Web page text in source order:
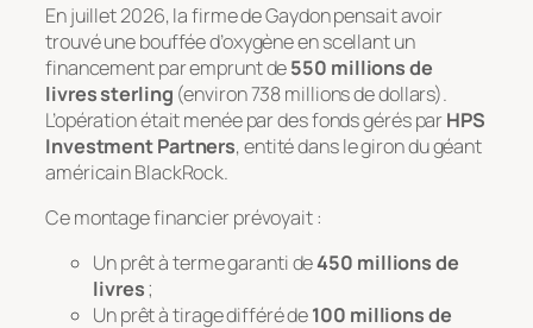
En juillet 2026, la firme de Gaydon pensait avoir
trouvé une bouffée d’oxygène en scellant un
financement par emprunt de550 millions de
livres sterling (environ 738 millions de dollars).
L’opération était menée par des fonds gérés parHPS
Investment Partners, entité dans le giron du géant
américain BlackRock.
Ce montage financier prévoyait :
Un prêt à terme garanti de450 millions de
livres;
Un prêt à tirage différé de100 millions de